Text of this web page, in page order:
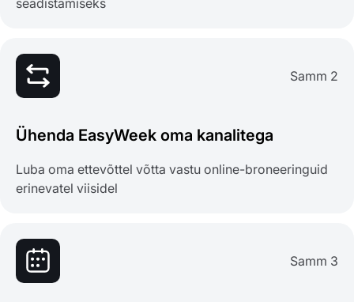
seadistamiseks
Samm 2
Ühenda EasyWeek oma kanalitega
Luba oma ettevõttel võtta vastu online-broneeringuid
erinevatel viisidel
Samm 3